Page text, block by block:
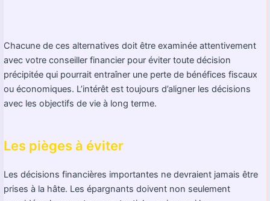
Chacune de ces alternatives doit être examinée attentivement
avec votre conseiller financier pour éviter toute décision
précipitée qui pourrait entraîner une perte de bénéfices fiscaux
ou économiques. L’intérêt est toujours d’aligner les décisions
avec les objectifs de vie à long terme.
Les pièges à éviter
Les décisions financières importantes ne devraient jamais être
prises à la hâte. Les épargnants doivent non seulement